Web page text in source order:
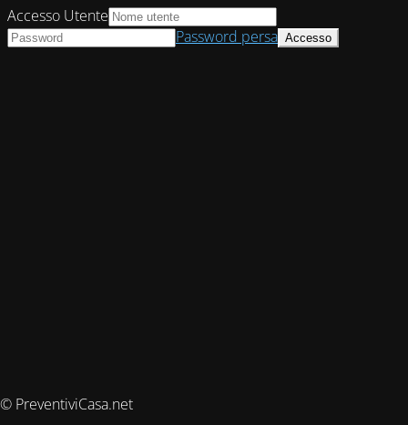
© PreventiviCasa.net
Accesso Utente
Password persa